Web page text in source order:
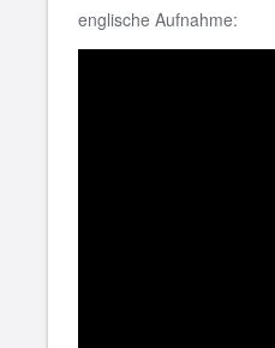
englische Aufnahme: